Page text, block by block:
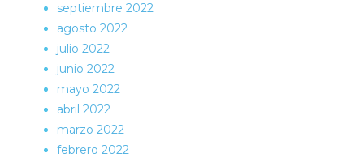
septiembre 2022
agosto 2022
julio 2022
junio 2022
mayo 2022
abril 2022
marzo 2022
febrero 2022